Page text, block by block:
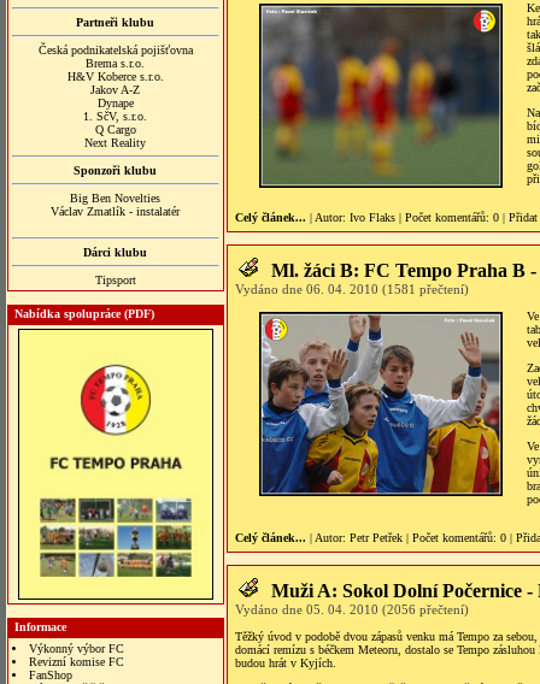
Partneři klubu
Česká podnikatelská pojišťovna
Brema s.r.o.
H&V Koberce s.r.o.
Jakov A-Z
Dynape
1. SčV, s.r.o.
Q Cargo
Next Reality
Sponzoři klubu
Big Ben Novelties
Václav Zmatlík - instalatér
Dárci klubu
Tipsport
Nabídka spolupráce (PDF)
Informace
Výkonný výbor FC
Revizní komise FC
FanShop
Celý článek... | Autor: Ivo Flaks | Počet komentářů: 0 | Přidat
Ml. žáci B: FC Tempo Praha B
Vydáno dne 06. 04. 2010 (1581 přečtení)
Celý článek... | Autor: Petr Petřek | Počet komentářů: 0 |
Muži A: Sokol Dolní Počernice -
Vydáno dne 05. 04. 2010 (2056 přečtení)
Těžký úvod v podobě dvou zápasů venku má Tempo za
domácí remízu s béčkem Meteoru, dostalo se Tempo
budou hrát v Kyjích.